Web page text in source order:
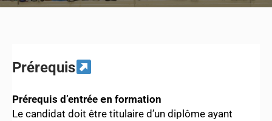
Prérequis
Prérequis d’entrée en formation
Le candidat doit être titulaire d’un diplôme ayant